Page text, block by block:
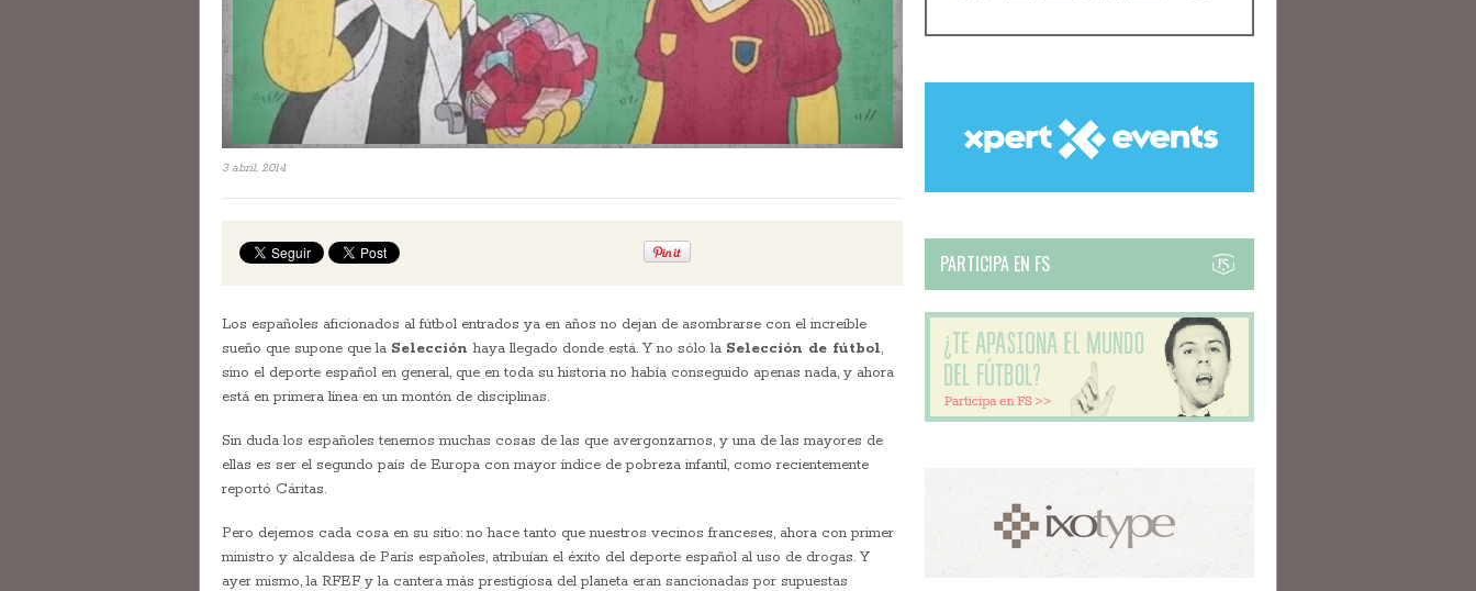
3 abril, 2014
Los españoles aficionados al fútbol entrados ya en años no dejan de asombrarse con el increíble
sueño que supone que la Selecciónhaya llegado donde está. Y no sólo la Selección de fútbol,
sino el deporte español en general, que en toda su historia no había conseguido apenas nada, y ahora
está en primera línea en un montón de disciplinas.
Sin duda los españoles tenemos muchas cosas de las que avergonzarnos, y una de las mayores de
ellas es ser el segundo país de Europa con mayor índice de pobreza infantil, como recientemente
reportó Cáritas.
Pero dejemos cada cosa en su sitio: no hace tanto que nuestros vecinos franceses, ahora con primer
ministro y alcaldesa de París españoles, atribuían el éxito del deporte español al uso de drogas. Y
ayer mismo, la RFEF y la cantera más prestigiosa del planeta eran sancionadas por supuestas
PARTICIPA EN FS